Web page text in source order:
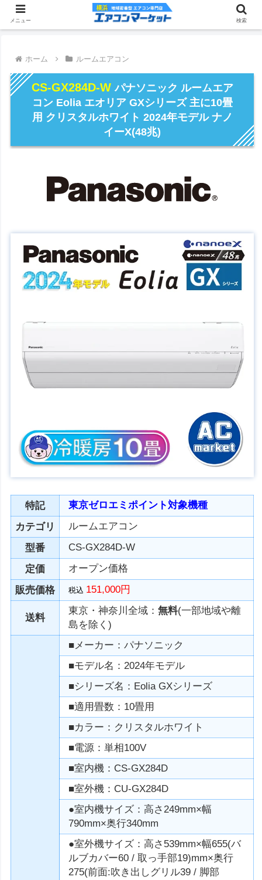
ホーム ルームエアコン
CS-GX284D-Wパナソニック ルームエア
コン Eolia エオリア GXシリーズ 主に10畳
用 クリスタルホワイト 2024年モデル ナノ
イーX(48兆)
特記
東京ゼロエミポイント対象機種
カテゴリ
ルームエアコン
型番
CS-GX284D-W
定価
オープン価格
販売価格
税込 151,000円
送料
東京・神奈川全域：無料(一部地域や離
島を除く)
■メーカー：パナソニック
■モデル名：2024年モデル
■シリーズ名：Eolia GXシリーズ
■適用畳数：10畳用
■カラー：クリスタルホワイト
■電源：単相100V
■室内機：CS-GX284D
■室外機：CU-GX284D
●室内機サイズ：高さ249mm×幅
790mm×奥行340mm
●室外機サイズ：高さ539mm×幅655(バ
ルブカバー60 / 取っ手部19)mm×奥行
275(前面:吹き出しグリル39 / 脚部
メニュー 検索